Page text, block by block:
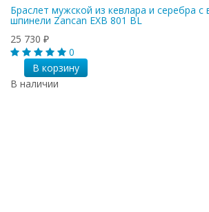
Браслет мужской из кевлара и серебра с
шпинели Zancan EXB 801 BL
25 730 ₽
0
В корзину
В наличии